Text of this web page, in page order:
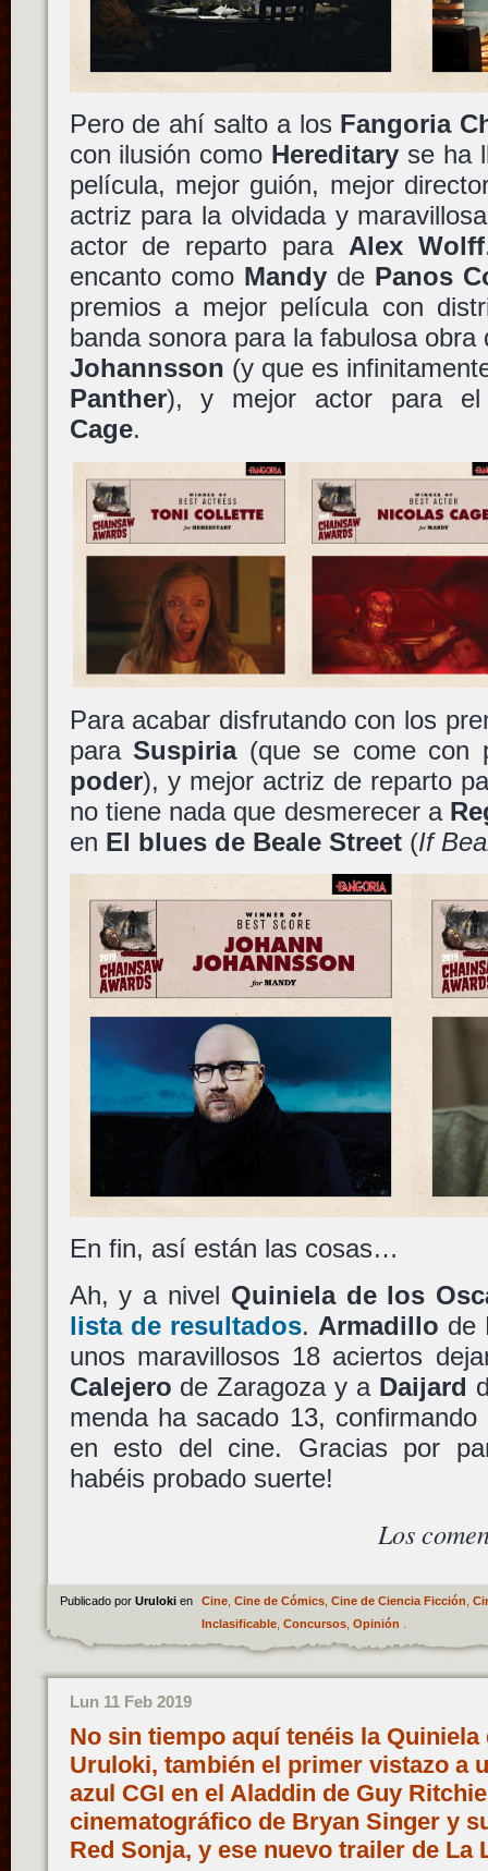
Pero de ahí salto a los Fangoria
con ilusión como Hereditary se ha
película, mejor guión, mejor
actriz para la olvidada y
actor de reparto para Alex Wolff
encanto como Mandyde Panos
premios a mejor película con
banda sonora para la fabulosa
Johannsson (y que es
Panther), y mejor actor para el
Cage.
Para acabar disfrutando con los
paraSuspiria(que se come con
poder), y mejor actriz de reparto
no tiene nada que desmerecer a
en El blues de Beale Street(If
En fin, así están las cosas…
Ah, y a nivel Quiniela de los
lista de resultados. Armadillo de
unos maravillosos 18 aciertos
Calejero de Zaragoza y a Daijard
menda ha sacado 13,
en esto del cine. Gracias por
habéis probado suerte!
Los
Publicado por Uruloki en Cine, Cine de Cómics, Cine de Ciencia Ficción
Inclasificable, Concursos, Opinión
Lun 11 Feb 2019
No sin tiempo aquí tenéis la Quiniela
Uruloki, también el primer vistazo a
azul CGI en el Aladdin de Guy
cinematográfico de Bryan Singer y
Red Sonja, y ese nuevo trailer de